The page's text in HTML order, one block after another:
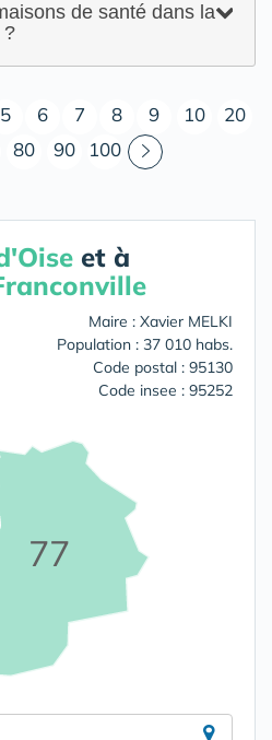
de santé dans la
?
5 6 7 8 9 10
20
80 90 100
et à
Maire : Xavier MELKI
Population : 37 010 habs.
Code postal : 95130
Code insee : 95252
77